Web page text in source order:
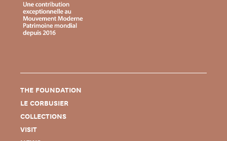
THE FOUNDATION
LE CORBUSIER
COLLECTIONS
VISIT